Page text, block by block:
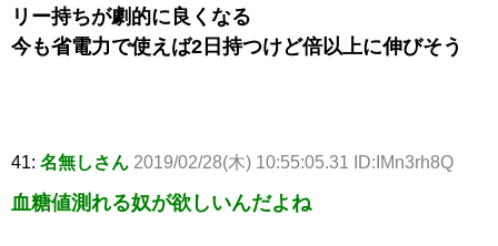
リー持ちが劇的に良くなる
今も省電力で使えば2日持つけど倍以上に伸びそう
41: 名無しさん 2019/02/28(木) 10:55:05.31 ID:IMn3rh8Q
血糖値測れる奴が欲しいんだよね